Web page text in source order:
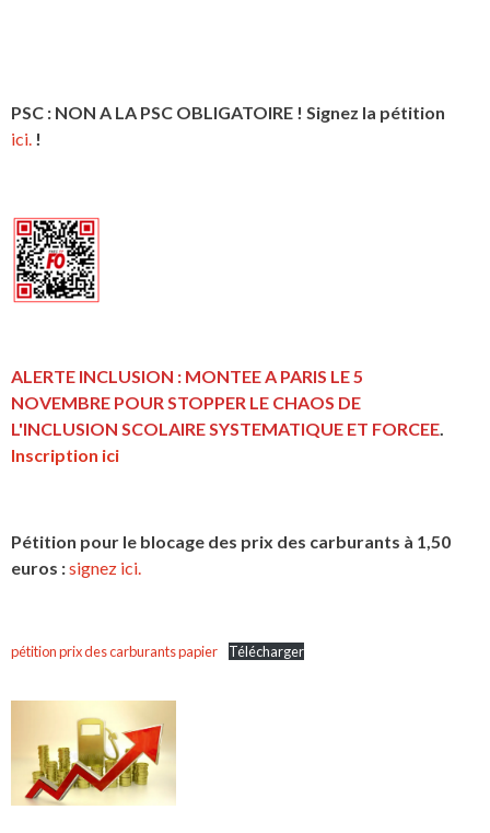
PSC : NON A LA PSC OBLIGATOIRE ! Signez la pétition
ici. !
ALERTE INCLUSION : MONTEE A PARIS LE 5
NOVEMBRE POUR STOPPER LE CHAOS DE
L'INCLUSION SCOLAIRE SYSTEMATIQUE ET FORCEE
Inscription ici
Pétition pour le blocage des prix des carburants à 1,50
euros :signez ici.
pétition prix des carburants papier Télécharger